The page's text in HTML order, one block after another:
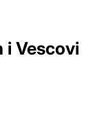
i Vescovi